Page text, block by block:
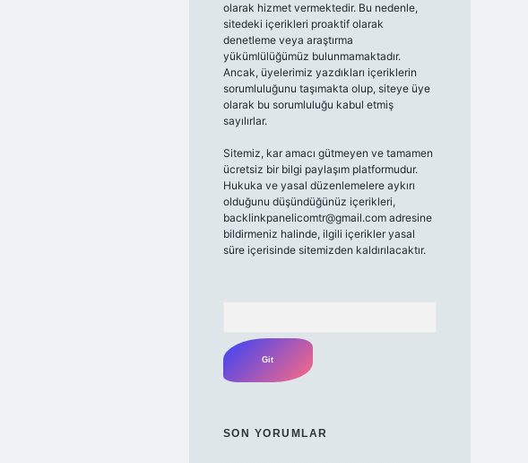
olarak hizmet vermektedir. Bu nedenle,
sitedeki içerikleri proaktif olarak
denetleme veya araştırma
yükümlülüğümüz bulunmamaktadır.
Ancak, üyelerimiz yazdıkları içeriklerin
sorumluluğunu taşımakta olup, siteye üye
olarak bu sorumluluğu kabul etmiş
sayılırlar.
Sitemiz, kar amacı gütmeyen ve tamamen
ücretsiz bir bilgi paylaşım platformudur.
Hukuka ve yasal düzenlemelere aykırı
olduğunu düşündüğünüz içerikleri,
backlinkpanelicomtr@gmail.comadresine
bildirmeniz halinde, ilgili içerikler yasal
süre içerisinde sitemizden kaldırılacaktır.
SON YORUMLAR